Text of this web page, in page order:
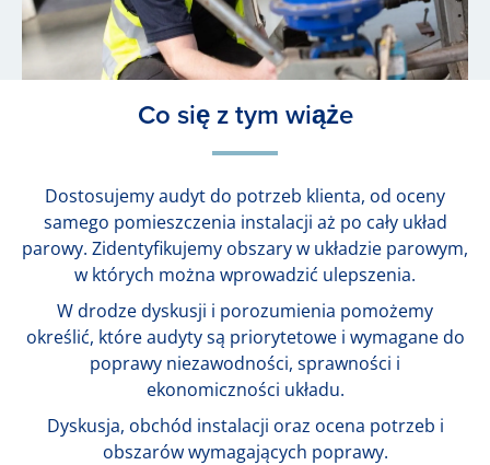
Co się z tym wiąże
Dostosujemy audyt do potrzeb klienta, od oceny
samego pomieszczenia instalacji aż po cały układ
parowy. Zidentyfikujemy obszary w układzie parowym,
w których można wprowadzić ulepszenia.
W drodze dyskusji i porozumienia pomożemy
określić, które audyty są priorytetowe i wymagane do
poprawy niezawodności, sprawności i
ekonomiczności układu.
Dyskusja, obchód instalacji oraz ocena potrzeb i
obszarów wymagających poprawy.